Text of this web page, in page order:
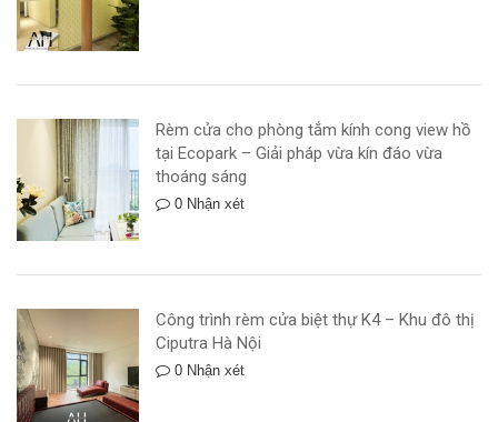
Rèm cửa cho phòng tắm kính cong view hồ
tại Ecopark – Giải pháp vừa kín đáo vừa
thoáng sáng
0 Nhận xét
Công trình rèm cửa biệt thự K4 – Khu đô thị
Ciputra Hà Nội
0 Nhận xét